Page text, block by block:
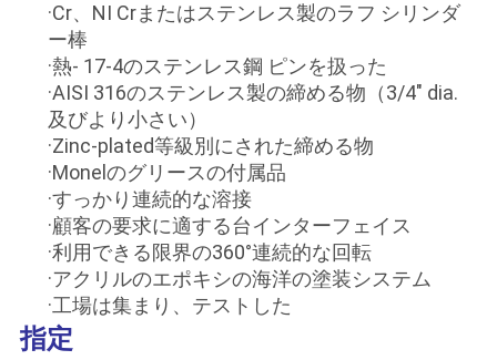
CONTACT
·Cr、NI Crまたはステンレス製のラフ シリンダ
ー棒
·熱- 17-4のステンレス鋼 ピンを扱った
·AISI 316のステンレス製の締める物（3/4" dia.
及びより小さい）
·Zinc-plated等級別にされた締める物
·Monelのグリースの付属品
·すっかり連続的な溶接
·顧客の要求に適する台インターフェイス
·利用できる限界の360°連続的な回転
·アクリルのエポキシの海洋の塗装システム
·工場は集まり、テストした
指定